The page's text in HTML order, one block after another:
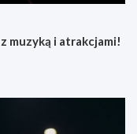
muzyką i atrakcjami!